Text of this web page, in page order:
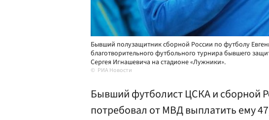
Бывший полузащитник сборной России по футболу
благотворительного футбольного турнира бывшего
Сергея Игнашевича на стадионе «Лужники».
РИА Новости
Бывший футболист ЦСКА и сборной
потребовал от МВД выплатить ему